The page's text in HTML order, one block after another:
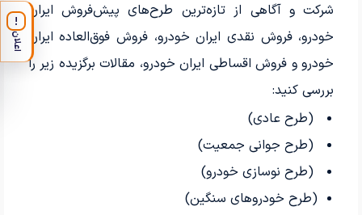
شرکت و آگاهی از تازه‌ترین طرح‌های پیش‌فروش ایران
خودرو، فروش نقدی ایران خودرو، فروش فوق‌العاده ایران
خودرو و فروش اقساطی ایران خودرو، مقالات برگزیده زیر را
بررسی کنید:
(طرح‌ عادی)
(طرح‌ جوانی جمعیت)
(طرح‌ نوسازی خودرو)
(طرح خودروهای سنگین)
!
اعلان